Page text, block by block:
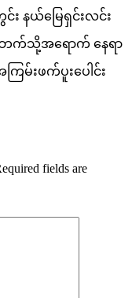
နယ်မြေရှင်းလင်း
က်သို့အရောက် နေရာ
ကြမ်းဖက်ပူးပေါင်း
fields are